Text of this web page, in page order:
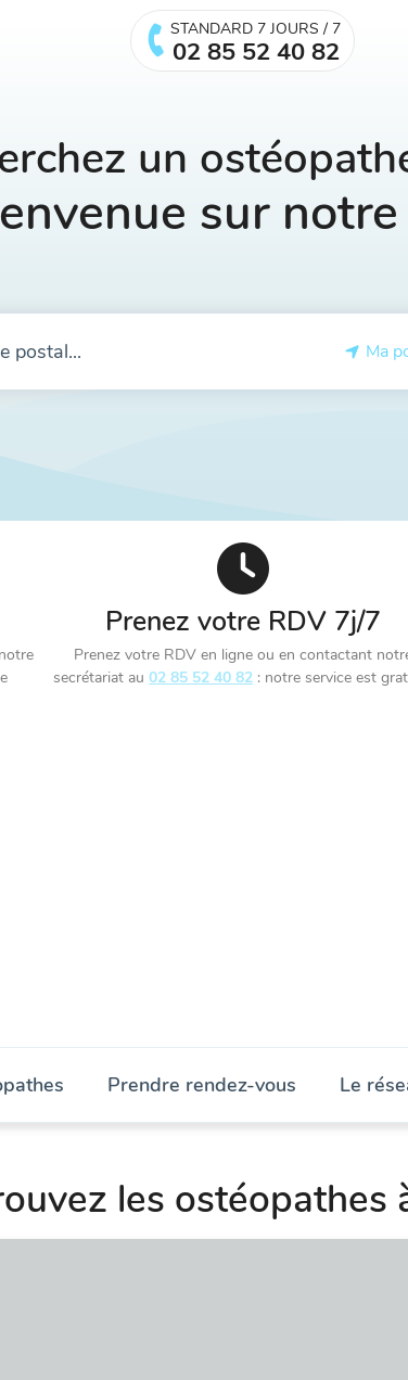
STANDARD 7 JOURS / 7
02 85 52 40 82
un
sur
Ma
Prenez votre RDV 7j/7
Prenez votre RDV en ligne ou en contactant
secrétariat au02 85 52 40 82 : notre service est
Prendre rendez-vous Le
les ostéopathes